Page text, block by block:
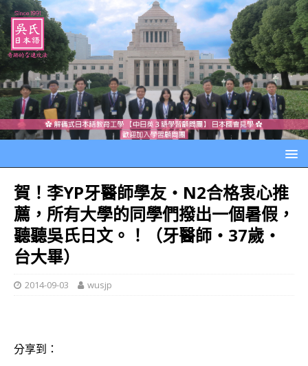
賀！李YP牙醫師學友‧N2合格衷心推
薦，所有大學的同學們撥出一個暑假，
聽聽吳氏日文。！（牙醫師‧37歲‧
台大畢）
2014-09-03 wusjp
分享到：